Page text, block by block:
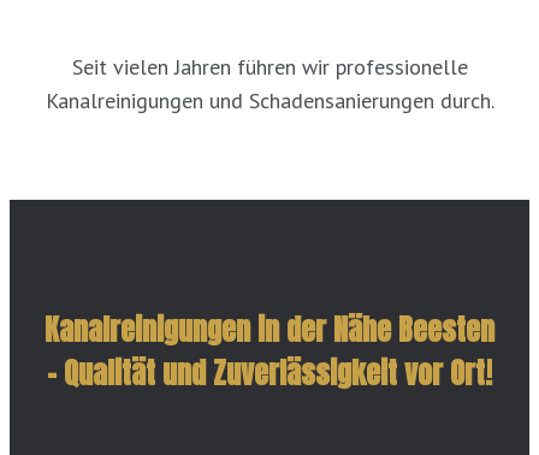
Seit vielen Jahren führen wir professionelle
Kanalreinigungen und Schadensanierungen durch.
Kanalreinigungen in der Nähe Beesten
– Qualität und Zuverlässigkeit vor Ort!